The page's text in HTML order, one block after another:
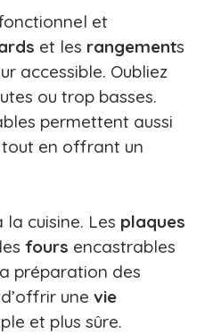
et
et les rangements
accessible. Oubliez
ou trop basses.
permettent aussi
tout en offrant un
la cuisine. Les plaques
fours encastrables
préparation des
une vie
et plus sûre.